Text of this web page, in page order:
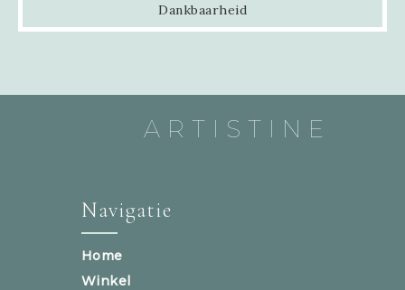
Dankbaarheid
ARTISTINE
Navigatie
Home
Winkel